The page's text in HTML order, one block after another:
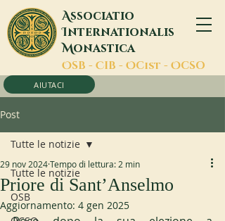
Associatio
Internationalis
Monastica
OSB - CIB - OCist - OCSO
AIUTACI
Post
Tutte le notizie
OSB
Tutte le notizie
Priore di Sant’Anselmo
29 nov 2024Tempo di lettura: 2 min
Aggiornamento: 4 gen 2025